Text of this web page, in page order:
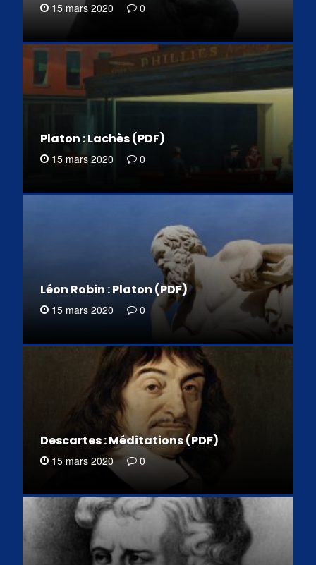
15 mars 2020 0
Platon : Lachès (PDF)
15 mars 2020 0
Léon Robin : Platon (PDF)
15 mars 2020 0
Descartes : Méditations (PDF)
15 mars 2020 0